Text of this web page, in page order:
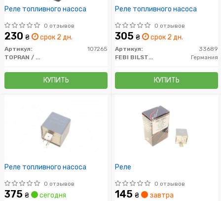
Реле топливного насоса
0 отзывов
230 ₴ срок 2 дн.
Артикул:
107265
TOPRAN / HANS PRIES
КУПИТЬ
Реле топливного насоса
0 отзывов
305 ₴ срок 2 дн.
Артикул:
33689
FEBI BILSTEIN
Германия
КУПИТЬ
Реле топливного насоса
0 отзывов
375 ₴ сегодня
Реле
0 отзывов
145 ₴ завтра